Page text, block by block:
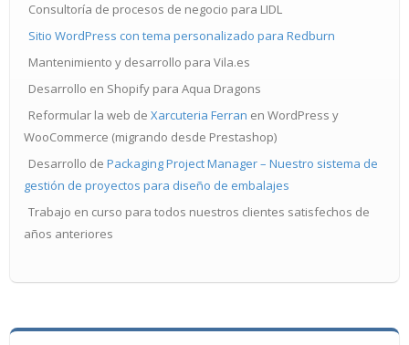
Consultoría de procesos de negocio para LIDL
Sitio WordPress con tema personalizado para Redburn
Mantenimiento y desarrollo para Vila.es
Desarrollo en Shopify para Aqua Dragons
Reformular la web de Xarcuteria Ferran en WordPress y
WooCommerce (migrando desde Prestashop)
Desarrollo de Packaging Project Manager – Nuestro sistema de
gestión de proyectos para diseño de embalajes
Trabajo en curso para todos nuestros clientes satisfechos de
años anteriores